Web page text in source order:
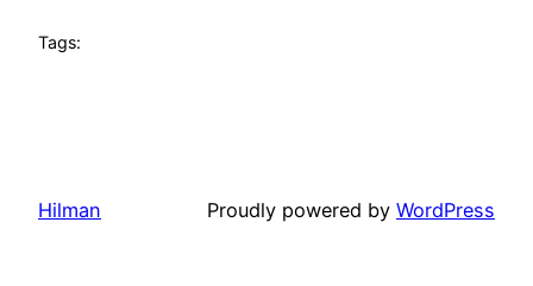
Tags:
Hilman Proudly powered by WordPress